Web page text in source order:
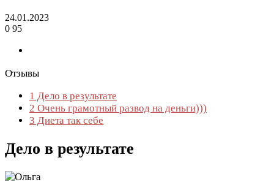
24.01.2023
0 95
Отзывы
1 Дело в результате
2 Очень грамотный развод на деньги)))
3 Диета так себе
Дело в результате